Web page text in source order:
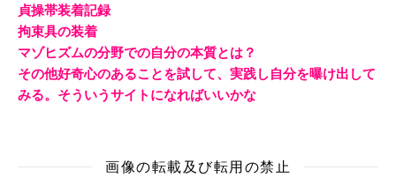
貞操帯装着記録
拘束具の装着
マゾヒズムの分野での自分の本質とは？
その他好奇心のあることを試して、実践し自分を曝け出して
みる。そういうサイトになればいいかな
画像の転載及び転用の禁止